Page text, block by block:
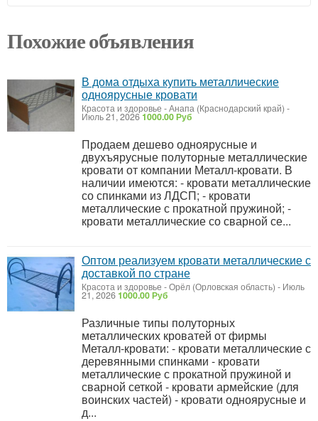
Похожие объявления
В дома отдыха купить металлические
одноярусные кровати
Красота и здоровье -Анапа (Краснодарский край) -
Июль 21, 20261000.00 Руб
Продаем дешево одноярусные и
двухъярусные полуторные металлические
кровати от компании Металл-кровати. В
наличии имеются: - кровати металлические
со спинками из ЛДСП; - кровати
металлические с прокатной пружиной; -
кровати металлические со сварной се...
Оптом реализуем кровати металлические с
доставкой по стране
Красота и здоровье -Орёл (Орловская область) - Июль
21, 20261000.00 Руб
Различные типы полуторных
металлических кроватей от фирмы
Металл-кровати: - кровати металлические с
деревянными спинками - кровати
металлические с прокатной пружиной и
сварной сеткой - кровати армейские (для
воинских частей) - кровати одноярусные и
д...